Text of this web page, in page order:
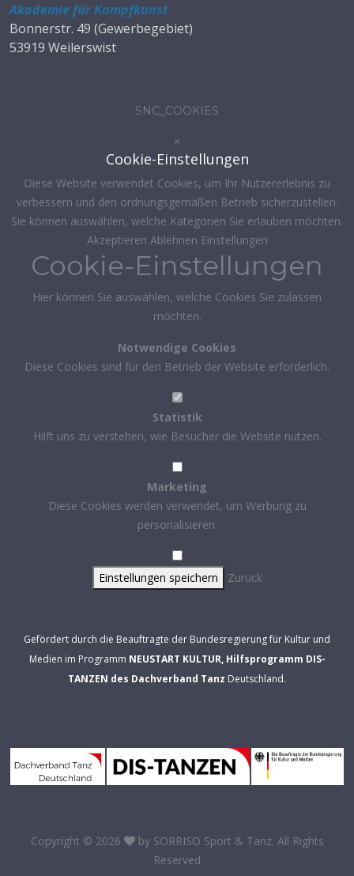
Akademie für Kampfkunst
Bonnerstr. 49 (Gewerbegebiet)
53919 Weilerswist
SNC_COOKIES
×
Cookie-Einstellungen
Diese Website verwendet Cookies, um Ihr Nutzererlebnis zu
verbessern und den ordnungsgemäßen Betrieb sicherzustellen.
Sie können auswählen, welche Kategorien Sie erlauben möchten.
Akzeptieren Ablehnen Einstellungen
Cookie-Einstellungen
Hier können Sie auswählen, welche Cookies Sie zulassen
möchten.
Notwendige Cookies
Diese Cookies sind für den Betrieb der Website erforderlich.
Statistik
Hilft uns zu verstehen, wie Besucher die Website nutzen.
Marketing
Diese Cookies werden verwendet, um Werbung zu
personalisieren.
Einstellungen speichern Zurück
Gefördert durch die Beauftragte der Bundesregierung für Kultur und
Medien im Programm NEUSTART KULTUR, Hilfsprogramm DIS-
TANZEN des Dachverband Tanz Deutschland.
Copyright © 2026 by SORRISO Sport & Tanz. All Rights
Reserved